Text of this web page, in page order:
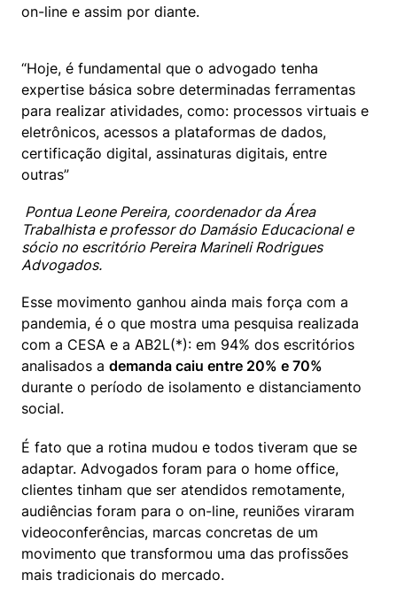
on-line e assim por diante.
“Hoje, é fundamental que o advogado tenha
expertise básica sobre determinadas ferramentas
para realizar atividades, como: processos virtuais e
eletrônicos, acessos a plataformas de dados,
certificação digital, assinaturas digitais, entre
outras”
Trabalhista e professor do Damásio Educacional e
sócio no escritório Pereira Marineli Rodrigues
Advogados.
Esse movimento ganhou ainda mais força com a
pandemia, é o que mostra uma pesquisa realizada
com a CESA e a AB2L(*): em 94% dos escritórios
analisados a
durante o período de isolamento e distanciamento
social.
É fato que a rotina mudou e todos tiveram que se
adaptar. Advogados foram para o home office,
clientes tinham que ser atendidos remotamente,
audiências foram para o on-line, reuniões viraram
videoconferências, marcas concretas de um
movimento que transformou uma das profissões
mais tradicionais do mercado.